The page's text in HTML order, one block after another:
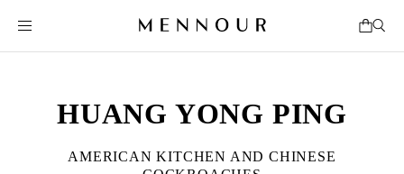
HUANG YONG PING
AMERICAN KITCHEN AND CHINESE